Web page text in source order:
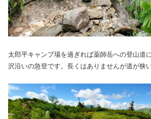
太郎平キャンプ場を過ぎれば薬師岳への登山道
沢沿いの急登です。長くはありませんが道が狭